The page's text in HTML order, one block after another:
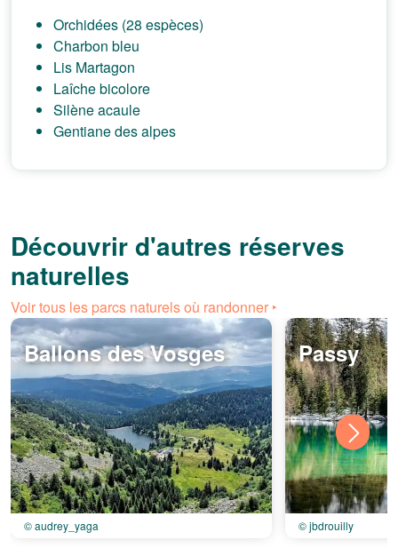
Orchidées (28 espèces)
Charbon bleu
Lis Martagon
Laîche bicolore
Silène acaule
Gentiane des alpes
Découvrir d'autres réserves
naturelles
Voir tous les parcs naturels où randonner ‣
Ballons des Vosges
© audrey_yaga
Passy
© jbdrouilly